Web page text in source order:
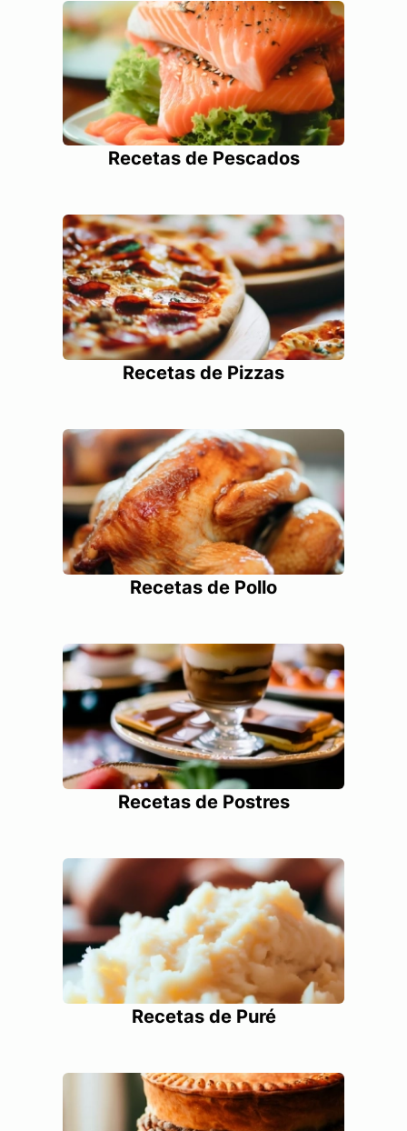
Recetas de Pescados
Recetas de Pizzas
Recetas de Pollo
Recetas de Postres
Recetas de Puré